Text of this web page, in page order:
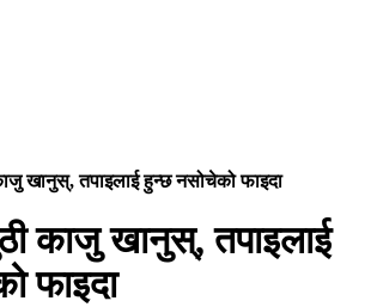
खानुस्, तपाइलाई हुन्छ नसोचेको फाइदा
काजु खानुस्, तपाइलाई
फाइदा